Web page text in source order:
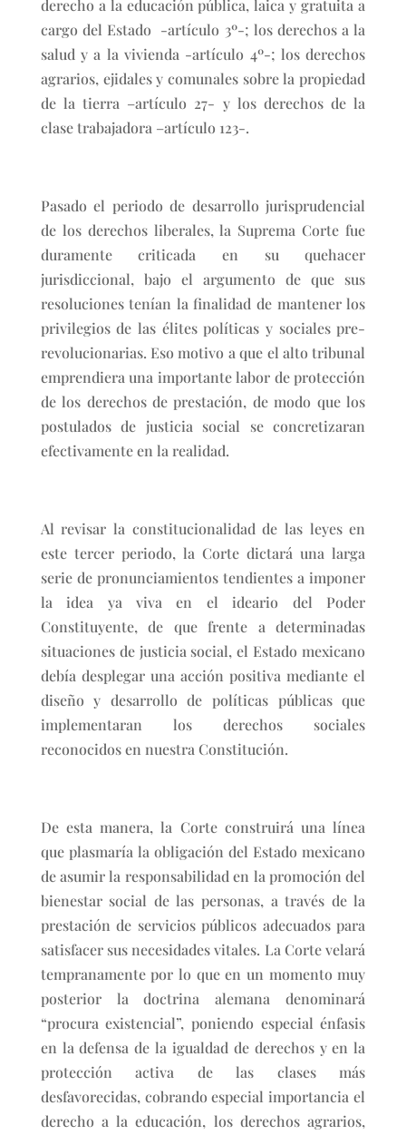
derecho a la educación pública, laica y gratuita a
cargo del Estado -artículo 3º-; los derechos a la
salud y a la vivienda -artículo 4º-; los derechos
agrarios, ejidales y comunales sobre la propiedad
de la tierra –artículo 27- y los derechos de la
clase trabajadora –artículo 123-.
Pasado el periodo de desarrollo jurisprudencial
de los derechos liberales, la Suprema Corte fue
duramente criticada en su quehacer
jurisdiccional, bajo el argumento de que sus
resoluciones tenían la finalidad de mantener los
privilegios de las élites políticas y sociales pre-
revolucionarias. Eso motivo a que el alto tribunal
emprendiera una importante labor de protección
de los derechos de prestación, de modo que los
postulados de justicia social se concretizaran
efectivamente en la realidad.
Al revisar la constitucionalidad de las leyes en
este tercer periodo, la Corte dictará una larga
serie de pronunciamientos tendientes a imponer
la idea ya viva en el ideario del Poder
Constituyente, de que frente a determinadas
situaciones de justicia social, el Estado mexicano
debía desplegar una acción positiva mediante el
diseño y desarrollo de políticas públicas que
implementaran los derechos sociales
reconocidos en nuestra Constitución.
De esta manera, la Corte construirá una línea
que plasmaría la obligación del Estado mexicano
de asumir la responsabilidad en la promoción del
bienestar social de las personas, a través de la
prestación de servicios públicos adecuados para
satisfacer sus necesidades vitales. La Corte velará
tempranamente por lo que en un momento muy
posterior la doctrina alemana denominará
“procura existencial”, poniendo especial énfasis
en la defensa de la igualdad de derechos y en la
protección activa de las clases más
desfavorecidas, cobrando especial importancia el
derecho a la educación, los derechos agrarios,